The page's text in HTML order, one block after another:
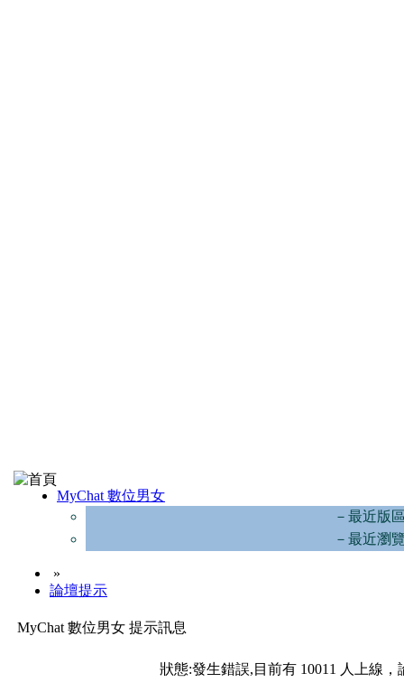
MyChat 數位男女
－最近版
－最近瀏
»
論壇提示
MyChat 數位男女 提示訊息
狀態:發生錯誤,目前有 10011 人上線